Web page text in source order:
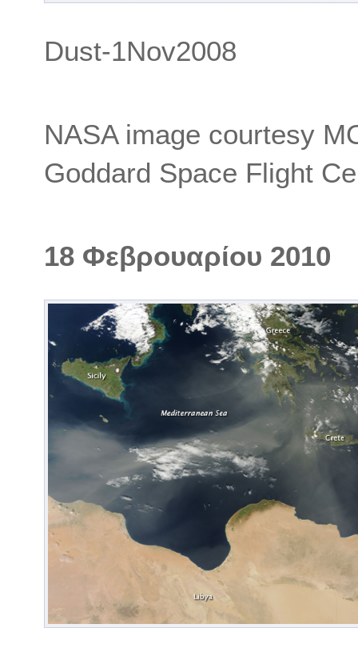
Dust-1Nov2008
NASA image courtesy
Goddard Space Flight
18 Φεβρουαρίου 2010